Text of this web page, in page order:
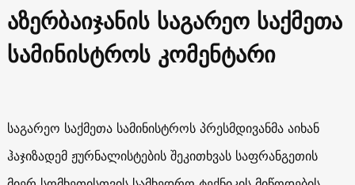
აზერბაიჯანის საგარეო საქმეთა
სამინისტროს კომენტარი
საგარეო საქმეთა სამინისტროს პრესმდივანმა აიხან
ჰაჯიზადემ ჟურნალისტების შეკითხვას საფრანგეთის